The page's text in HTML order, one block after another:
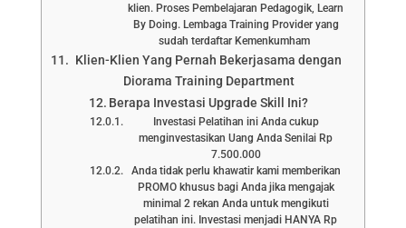
klien. Proses Pembelajaran Pedagogik, Learn
By Doing. Lembaga Training Provider yang
sudah terdaftar Kemenkumham
Klien-Klien Yang Pernah Bekerjasama dengan
Diorama Training Department
Berapa Investasi Upgrade Skill Ini?
Investasi Pelatihan ini Anda cukup
menginvestasikan Uang Anda Senilai Rp
7.500.000
Anda tidak perlu khawatir kami memberikan
PROMO khusus bagi Anda jika mengajak
minimal 2 rekan Anda untuk mengikuti
pelatihan ini. Investasi menjadi HANYA Rp